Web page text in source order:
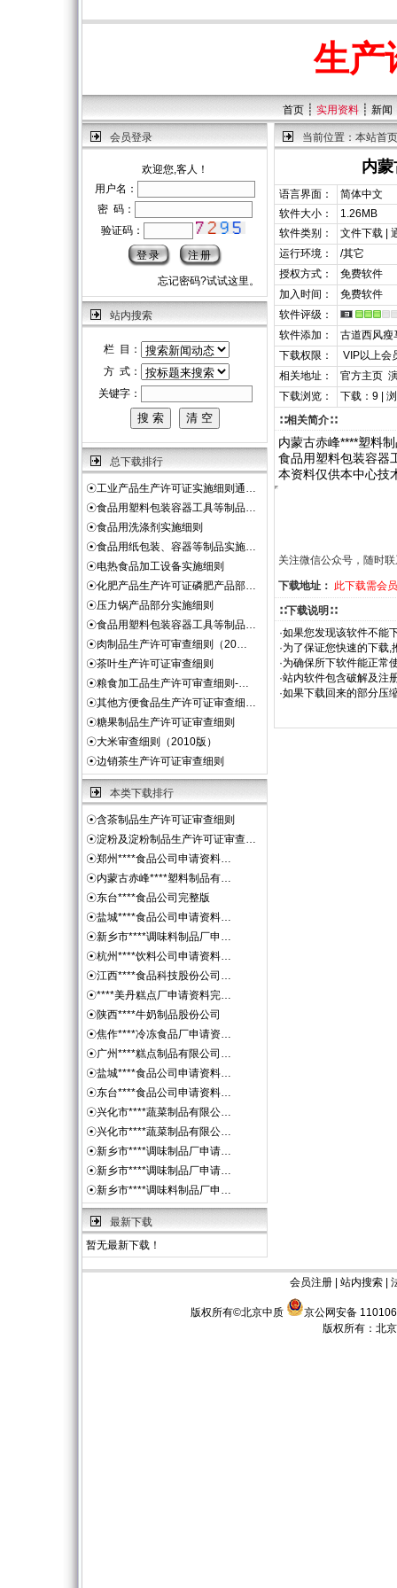
生产
首页 ┊ 实用资料 ┊ 新闻
会员登录
欢迎您,客人！
用户名：
密 码：
验证码：
忘记密码?试试这里。
站内搜索
栏 目：
方 式：
关键字：
总下载排行
☉工业产品生产许可证实施细则通…
☉食品用塑料包装容器工具等制品…
☉食品用洗涤剂实施细则
☉食品用纸包装、容器等制品实施…
☉电热食品加工设备实施细则
☉化肥产品生产许可证磷肥产品部…
☉压力锅产品部分实施细则
☉食品用塑料包装容器工具等制品…
☉肉制品生产许可审查细则（20…
☉茶叶生产许可证审查细则
☉粮食加工品生产许可审查细则-…
☉其他方便食品生产许可证审查细…
☉糖果制品生产许可证审查细则
☉大米审查细则（2010版）
☉边销茶生产许可证审查细则
本类下载排行
☉含茶制品生产许可证审查细则
☉淀粉及淀粉制品生产许可证审查…
☉郑州****食品公司申请资料…
☉内蒙古赤峰****塑料制品有…
☉东台****食品公司完整版
☉盐城****食品公司申请资料…
☉新乡市****调味料制品厂申…
☉杭州****饮料公司申请资料…
☉江西****食品科技股份公司…
☉****美丹糕点厂申请资料完…
☉陕西****牛奶制品股份公司
☉焦作****冷冻食品厂申请资…
☉广州****糕点制品有限公司…
☉盐城****食品公司申请资料…
☉东台****食品公司申请资料…
☉兴化市****蔬菜制品有限公…
☉兴化市****蔬菜制品有限公…
☉新乡市****调味制品厂申请…
☉新乡市****调味制品厂申请…
☉新乡市****调味料制品厂申…
最新下载
暂无最新下载！
当前位置： 本站首页
内
语言界面：
简体中文
软件大小：
1.26MB
软件类别：
文件下载 |
运行环境：
/其它
授权方式：
免费软件
加入时间：
免费软件
软件评级：
软件添加：
古道西风瘦
下载权限：
VIP以上会
相关地址：
官方主页
下载浏览：
下载：9 |
∷相关简介∷
内蒙古赤峰****塑料
食品用塑料包装容器
本资料仅供本中心技
关注微信公众号，随时
下载地址： 此下载需会
∷下载说明∷
·如果您发现该软件不能
·为了保证您快速的下载,
·为确保所下软件能正常
·站内软件包含破解及注
·如果下载回来的部分压
会员注册| 站内搜索|
版权所有©北京中质
京公网安备
版权所有： 北